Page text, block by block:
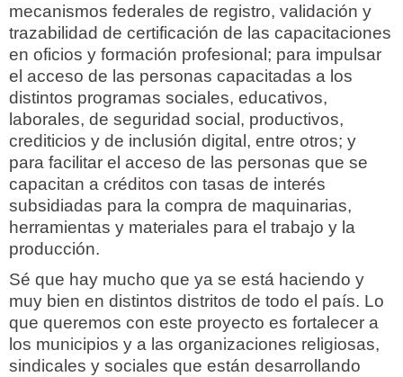
mecanismos federales de registro, validación y
trazabilidad de certificación de las capacitaciones
en oficios y formación profesional; para impulsar
el acceso de las personas capacitadas a los
distintos programas sociales, educativos,
laborales, de seguridad social, productivos,
crediticios y de inclusión digital, entre otros; y
para facilitar el acceso de las personas que se
capacitan a créditos con tasas de interés
subsidiadas para la compra de maquinarias,
herramientas y materiales para el trabajo y la
producción.
Sé que hay mucho que ya se está haciendo y
muy bien en distintos distritos de todo el país. Lo
que queremos con este proyecto es fortalecer a
los municipios y a las organizaciones religiosas,
sindicales y sociales que están desarrollando